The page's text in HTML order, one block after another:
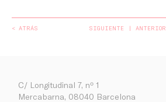
< ATRÁS SIGUIENTE ANTERIOR
C/ Longitudinal 7, nº 1
Mercabarna, 08040 Barcelona